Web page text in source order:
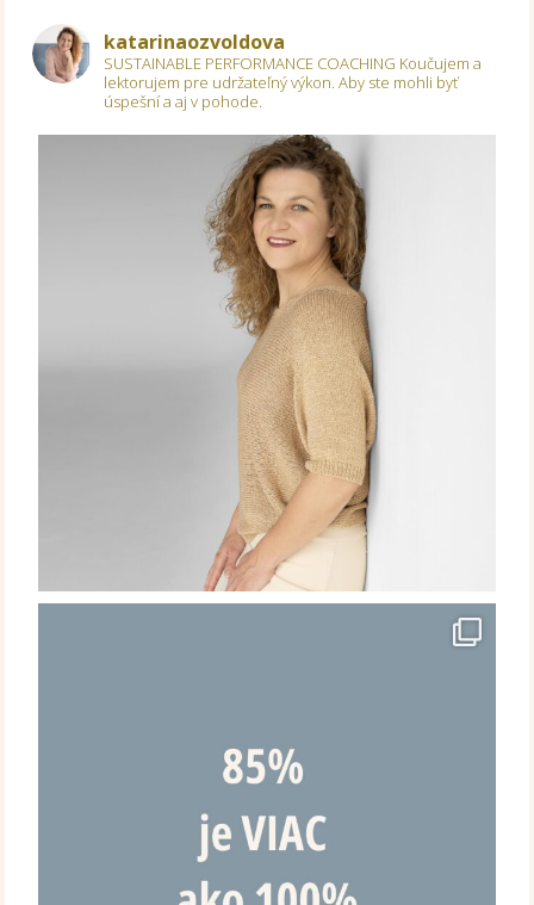
katarinaozvoldova
SUSTAINABLE PERFORMANCE COACHING Koučujem a
lektorujem pre udržateľný výkon.Aby ste mohli byť
úspešní a aj v pohode.